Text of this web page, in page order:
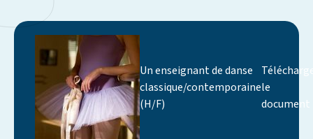
Un enseignant de danse
classique/contemporaine
(H/F)
le
document